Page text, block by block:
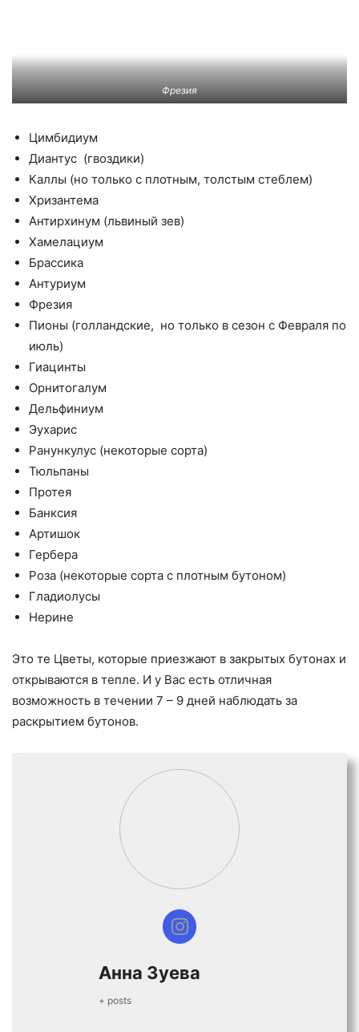
Фрезия
Цимбидиум
Диантус (гвоздики)
Каллы (но только с плотным, толстым стеблем)
Хризантема
Антирхинум (львиный зев)
Хамелациум
Брассика
Антуриум
Фрезия
Пионы (голландские, но только в сезон с Февраля по
июль)
Гиацинты
Орнитогалум
Дельфиниум
Эухарис
Ранункулус (некоторые сорта)
Тюльпаны
Протея
Банксия
Артишок
Гербера
Роза (некоторые сорта с плотным бутоном)
Гладиолусы
Нерине
Это те Цветы, которые приезжают в закрытых бутонах и
открываются в тепле. И у Вас есть отличная
возможность в течении 7 – 9 дней наблюдать за
раскрытием бутонов.
Анна Зуева
+ posts